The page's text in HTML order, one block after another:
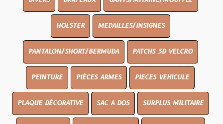
HOLSTER MEDAILLES/INSIGNES
PANTALON/SHORT/BERMUDA PATCHS 3D VELCRO
PEINTURE PIÈCES ARMES PIECES VEHICULE
PLAQUE DÉCORATIVE SAC A DOS SURPLUS MILITAIRE